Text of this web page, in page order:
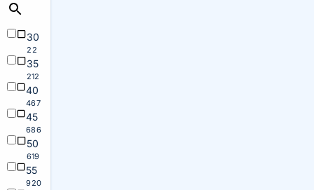
30
22
35
212
40
467
45
686
50
619
55
920